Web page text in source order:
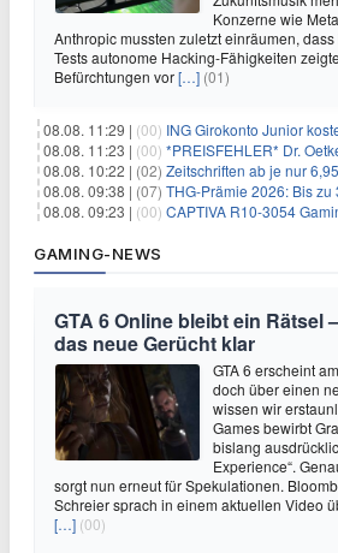
Konzerne wie
Anthropic mussten zuletzt einräumen,
Tests autonome Hacking-Fähigkeiten
Befürchtungen vor[…] (01)
08.08. 11:29 | (00) ING Girokonto Junior
08.08. 11:23 | (00) *PREISFEHLER* Dr. Oetker Original
08.08. 10:22 | (02) Zeitschriften ab je nur 6,95€/7,95€
08.08. 09:38 | (07) THG-Prämie 2026: Bis zu 390€ für
08.08. 09:23 | (00) CAPTIVA R10-3054 Gaming-PC mit
GAMING-NEWS
GTA 6 Online bleibt ein Rätsel
das neue Gerücht klar
GTA 6 erscheint
doch über einen
wissen wir
Games bewirbt
bislang
Experience“.
sorgt nun erneut für Spekulationen.
Schreier sprach in einem aktuellen Video
[…] (00)